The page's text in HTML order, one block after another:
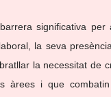
significativa per
la seva
la necessitat de
àrees i que